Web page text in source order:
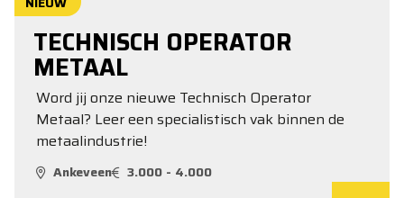
TECHNISCH OPERATOR
METAAL
Word jij onze nieuwe Technisch Operator
Metaal? Leer een specialistisch vak binnen de
metaalindustrie!
Ankeveen 3.000 - 4.000